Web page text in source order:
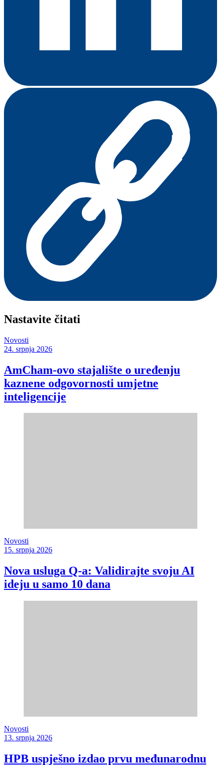
Nastavite čitati
Novosti
24. srpnja 2026
AmCham-ovo stajalište o uređenju
kaznene odgovornosti umjetne
inteligencije
Novosti
15. srpnja 2026
Nova usluga Q-a: Validirajte svoju AI
ideju u samo 10 dana
Novosti
13. srpnja 2026
HPB uspješno izdao prvu međunarodnu